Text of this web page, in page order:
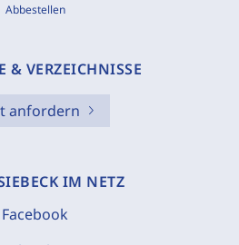
Abbestellen
& VERZEICHNISSE
anfordern
IM NETZ
Facebook